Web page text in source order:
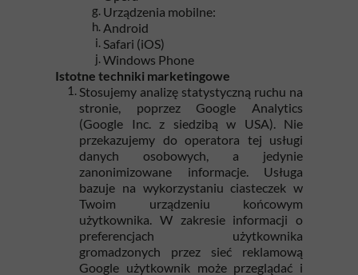
Urządzenia mobilne:
Android
Safari (iOS)
Windows Phone
Istotne techniki marketingowe
Stosujemy analizę statystyczną ruchu na
stronie, poprzez Google Analytics
(Google Inc. z siedzibą w USA). Nie
przekazujemy do operatora tej usługi
danych osobowych, a jedynie
zanonimizowane informacje. Usługa
bazuje na wykorzystaniu ciasteczek w
Twoim urządzeniu końcowym
użytkownika. W zakresie informacji o
preferencjach użytkownika
gromadzonych przez sieć reklamową
Google użytkownik może przeglądać i